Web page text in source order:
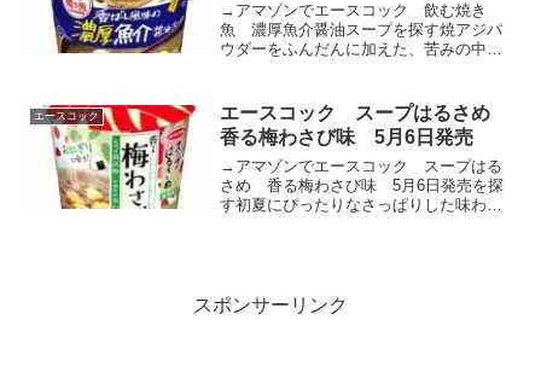
→アマゾンでエースコック 飲む焼き
魚 濃厚魚介醤油スープを探す焼アジパ
ウダーをふんだんに加えた、苦みの中に
を食べているような香ばしい風味が広が
る一杯に仕上げました。ふん...
エースコック
エースコック スープはるさめ
香る梅わさび味 5月6日発売
→アマゾンでエースコック スープはる
さめ 香る梅わさび味 5月6日発売を探
す初夏にぴったりなさっぱりした味わい
スポンサーリンク